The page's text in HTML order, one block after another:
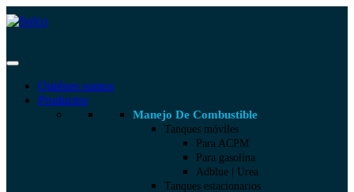
Quiénes somos
Productos
Manejo De Combustible
Tanques móviles
Para ACPM
Para gasolina
Adblue | Urea
Tanques estacionarios